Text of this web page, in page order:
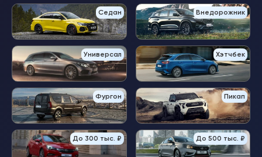
Седан Внедорожник
Универсал Хэтчбек
Фургон Пикап
До 300 тыс. ₽ До 500 тыс. ₽